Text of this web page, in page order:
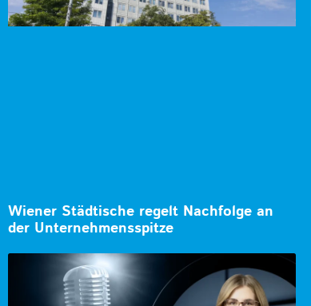
Wiener Städtische regelt Nachfolge an
der Unternehmensspitze